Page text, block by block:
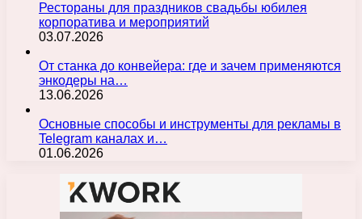
Рестораны для праздников свадьбы юбилея
корпоратива и мероприятий
03.07.2026
От станка до конвейера: где и зачем применяются
энкодеры на…
13.06.2026
Основные способы и инструменты для рекламы в
Telegram каналах и…
01.06.2026